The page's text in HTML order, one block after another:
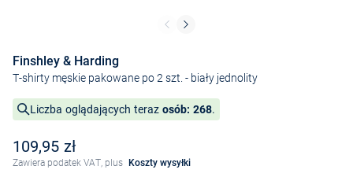
Finshley & Harding
T-shirty męskie pakowane po 2 szt. - biały jednolity
Liczba oglądających teraz osób: 268.
109,95 zł
Zawiera podatek VAT, plus Koszty wysyłki